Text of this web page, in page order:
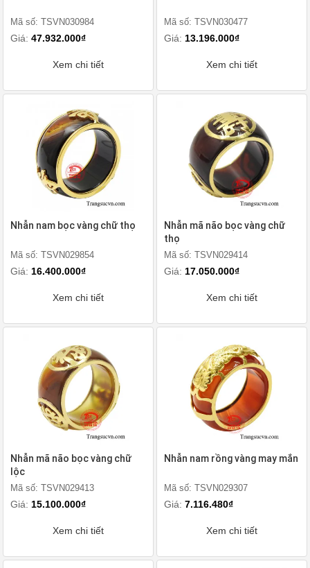
Mã số: TSVN030984
Giá: 47.932.000₫
Xem chi tiết
Mã số: TSVN030477
Giá: 13.196.000₫
Xem chi tiết
Nhẫn nam bọc vàng chữ thọ
Mã số: TSVN029854
Giá: 16.400.000₫
Xem chi tiết
Nhẫn mã não bọc vàng chữ
thọ
Mã số: TSVN029414
Giá: 17.050.000₫
Xem chi tiết
Nhẫn mã não bọc vàng chữ
lộc
Mã số: TSVN029413
Giá: 15.100.000₫
Xem chi tiết
Nhẫn nam rồng vàng may mắn
Mã số: TSVN029307
Giá: 7.116.480₫
Xem chi tiết